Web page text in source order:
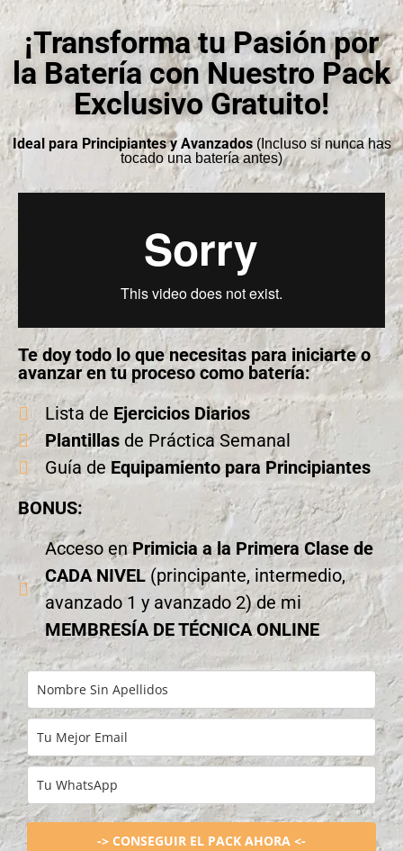
¡Transforma tu Pasión por
la Batería con Nuestro Pack
Exclusivo Gratuito!
Ideal para Principiantes y Avanzados(Incluso si nunca has
tocado una batería antes)
Te doy todo lo que necesitas para iniciarte o
avanzar en tu proceso como batería:
Lista de Ejercicios Diarios
Plantillas de Práctica Semanal
Guía de Equipamiento para Principiantes
BONUS:
Acceso enPrimicia a la Primera Clase de
CADA NIVEL (principante, intermedio,
avanzado 1 y avanzado 2) de mi
MEMBRESÍA DE TÉCNICA ONLINE
-> CONSEGUIR EL PACK AHORA <-